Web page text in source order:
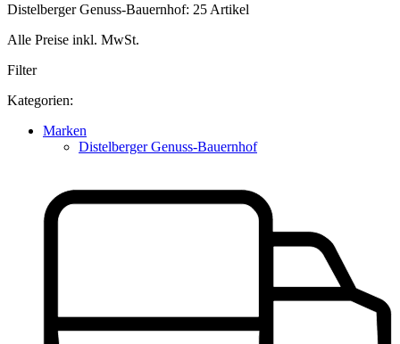
Distelberger Genuss-Bauernhof: 25 Artikel
Alle Preise inkl. MwSt.
Filter
Kategorien:
Marken
Distelberger Genuss-Bauernhof